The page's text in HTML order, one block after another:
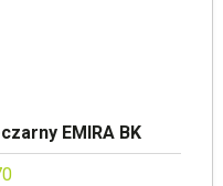
EMIRA BK